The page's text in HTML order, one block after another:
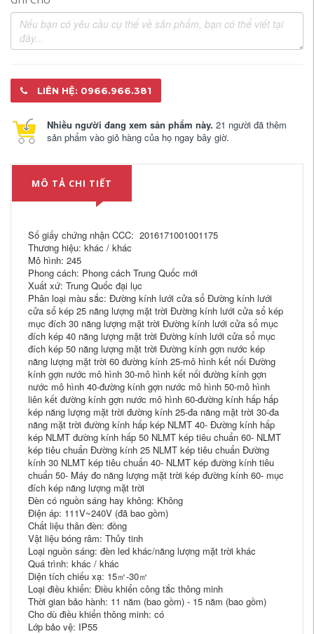
LIÊN HỆ: 0966.966.381
Nhiều người đang xem sản phẩm này. 21 người đã thêm
sản phẩm vào giỏ hàng của họ ngay bây giờ.
MÔ TẢ CHI TIẾT
Số giấy chứng nhận CCC: 2016171001001175
Thương hiệu: khác / khác
Mô hình: 245
Phong cách: Phong cách Trung Quốc mới
Xuất xứ: Trung Quốc đại lục
Phân loại màu sắc: Đường kính lưới cửa sổ Đường kính lưới
cửa sổ kép 25 năng lượng mặt trời Đường kính lưới cửa sổ kép
mục đích 30 năng lượng mặt trời Đường kính lưới cửa sổ mục
đích kép 40 năng lượng mặt trời Đường kính lưới cửa sổ mục
đích kép 50 năng lượng mặt trời Đường kính gợn nước kép
năng lượng mặt trời 60 đường kính 25-mô hình kết nối Đường
kính gợn nước mô hình 30-mô hình kết nối đường kính gợn
nước mô hình 40-đường kính gợn nước mô hình 50-mô hình
liên kết đường kính gợn nước mô hình 60-đường kính hấp hấp
kép năng lượng mặt trời đường kính 25-đa năng mặt trời 30-đa
năng mặt trời đường kính hấp kép NLMT 40- Đường kính hấp
kép NLMT đường kính hấp 50 NLMT kép tiêu chuẩn 60- NLMT
kép tiêu chuẩn Đường kính 25 NLMT kép tiêu chuẩn Đường
kính 30 NLMT kép tiêu chuẩn 40- NLMT kép đường kính tiêu
chuẩn 50- Máy đo năng lượng mặt trời kép đường kính 60- mục
đích kép năng lượng mặt trời
Đèn có nguồn sáng hay không: Không
Điện áp: 111V~240V (đã bao gồm)
Chất liệu thân đèn: đồng
Vật liệu bóng râm: Thủy tinh
Loại nguồn sáng: đèn led khác/năng lượng mặt trời khác
Quá trình: khác / khác
Diện tích chiếu xạ: 15㎡-30㎡
Loại điều khiển: Điều khiển công tắc thông minh
Thời gian bảo hành: 11 năm (bao gồm) - 15 năm (bao gồm)
Cho dù điều khiển thông minh: có
Lớp bảo vệ: IP55